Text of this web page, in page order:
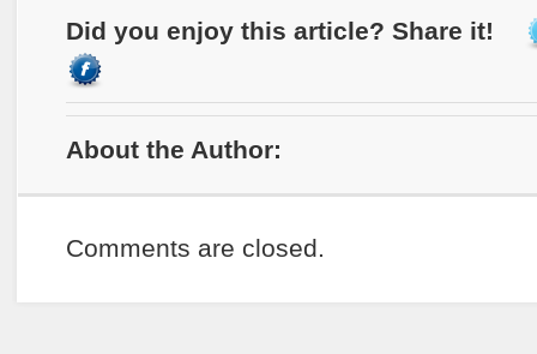
Did you enjoy this article? Share it!
About the Author:
Comments are closed.